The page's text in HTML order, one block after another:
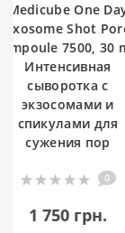
One Day
Shot Pore
2000, 30 ml
Сыворотка с
экзосомами и
спикулами для
сужения пор
0
1 590 грн.